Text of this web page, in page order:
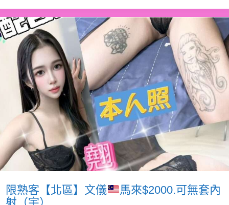
限熟客【北區】文儀
馬來$2000.可無套內
射（宇）